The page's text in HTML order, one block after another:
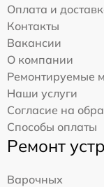
Оплата и
Контакты
Вакансии
О компании
Ремонтируемые
Наши услуги
Согласие на
Способы оплаты
Ремонт
Варочных